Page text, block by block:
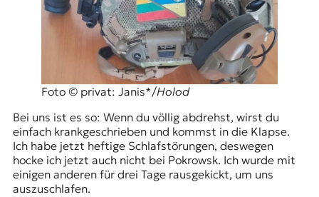
Foto © privat: Janis*/Holod
Bei uns ist es so: Wenn du völlig abdrehst, wirst du
einfach krankgeschrieben und kommst in die Klapse.
Ich habe jetzt heftige Schlafstörungen, deswegen
hocke ich jetzt auch nicht bei Pokrowsk. Ich wurde mit
einigen anderen für drei Tage rausgekickt, um uns
auszuschlafen.